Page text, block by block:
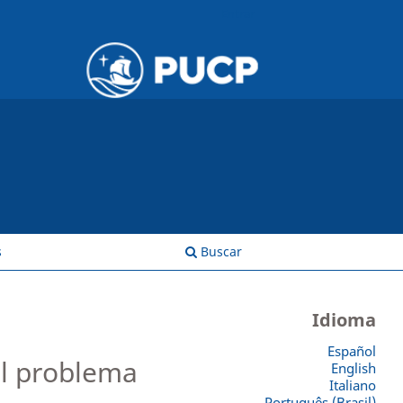
Buscar
problema
Idioma
Español
English
Italiano